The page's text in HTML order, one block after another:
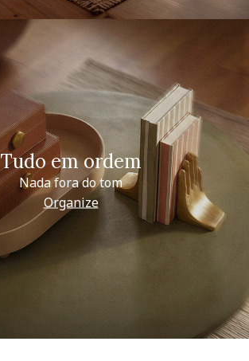
Tudo em ordem
Nada fora do tom
Organize